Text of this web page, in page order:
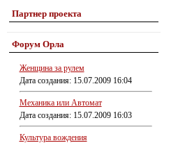
Партнер проекта
Форум Орла
Женщина за рулем
Дата создания: 15.07.2009 16:04
Механика или Автомат
Дата создания: 15.07.2009 16:03
Культура вождения